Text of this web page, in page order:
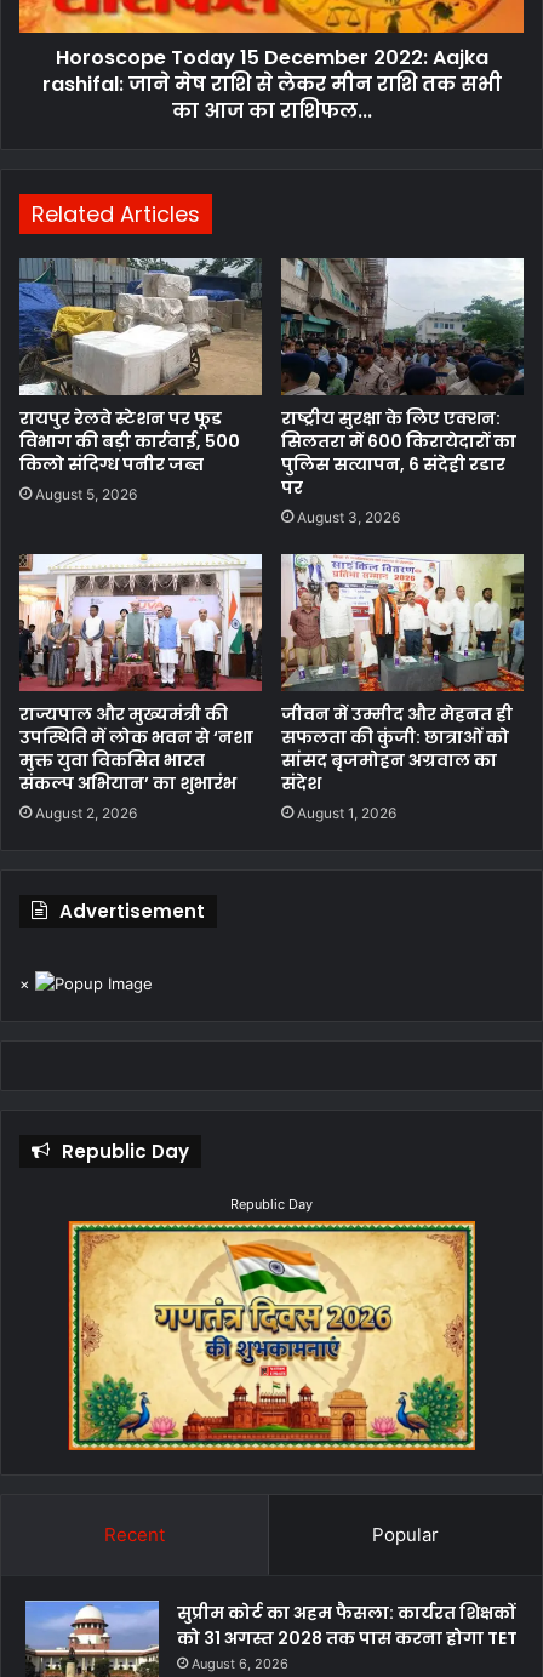
Horoscope Today 15 December 2022: Aajka
rashifal: जाने मेष राशि से लेकर मीन राशि तक सभी
का आज का राशिफल...
Related Articles
रायपुर रेलवे स्टेशन पर फूड
विभाग की बड़ी कार्रवाई, 500
किलो संदिग्ध पनीर जब्त
August 5, 2026
राष्ट्रीय सुरक्षा के लिए एक्शन:
सिलतरा में 600 किरायेदारों का
पुलिस सत्यापन, 6 संदेही रडार
पर
August 3, 2026
राज्यपाल और मुख्यमंत्री की
उपस्थिति में लोक भवन से ‘नशा
मुक्त युवा विकसित भारत
संकल्प अभियान’ का शुभारंभ
August 2, 2026
जीवन में उम्मीद और मेहनत ही
सफलता की कुंजी: छात्राओं को
सांसद बृजमोहन अग्रवाल का
संदेश
August 1, 2026
Advertisement
×
Republic Day
Republic Day
Recent Popular
सुप्रीम कोर्ट का अहम फैसला: कार्यरत शिक्षकों
को 31 अगस्त 2028 तक पास करना होगा TET
August 6, 2026